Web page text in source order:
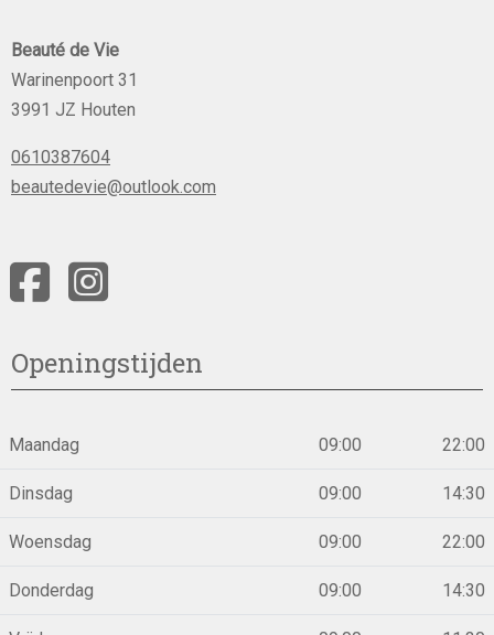
Beauté de Vie
Warinenpoort 31
3991 JZ Houten
0610387604
beautedevie@outlook.com
Openingstijden
Maandag 09:00 22:00
Dinsdag 09:00 14:30
Woensdag 09:00 22:00
Donderdag 09:00 14:30